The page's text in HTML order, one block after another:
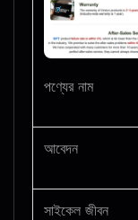
পণ্যের নাম
আবেদন
সাইকেল জীবন